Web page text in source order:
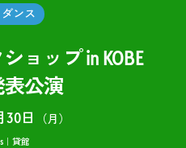
ンス
ョップ in KOBE
公演
30日 （月）
貸館